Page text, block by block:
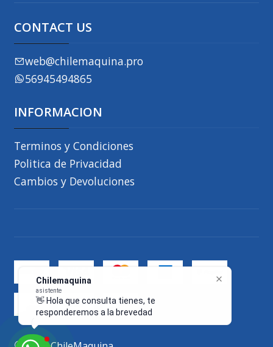
Chilemaquina
asistente
👋 Hola que consulta tienes, te
responderemos a la brevedad
CONTACT US
web@chilemaquina.pro
56945494865
INFORMACION
Terminos y Condiciones
Politica de Privacidad
Cambios y Devoluciones